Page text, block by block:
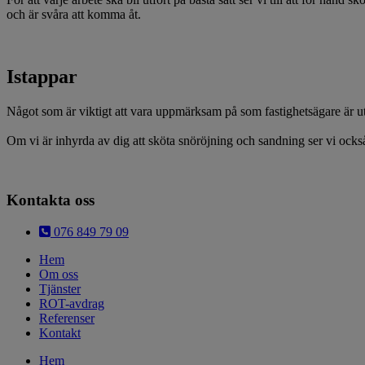
och är svåra att komma åt.
Istappar
Något som är viktigt att vara uppmärksam på som fastighetsägare är
Om vi är inhyrda av dig att sköta snöröjning och sandning ser vi
Kontakta oss
076 849 79 09
Hem
Om oss
Tjänster
ROT-avdrag
Referenser
Kontakt
Hem